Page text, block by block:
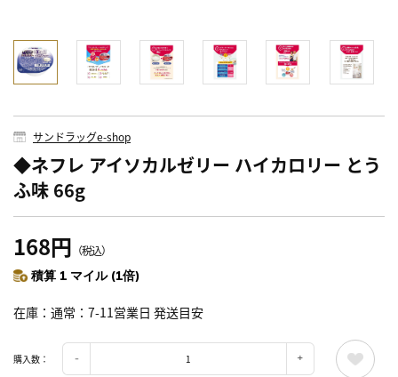
サンドラッグe-shop
◆ネフレ アイソカルゼリー ハイカロリー とう
ふ味 66g
168円 （税込）
積算 1 マイル (1倍)
在庫 通常：7-11営業日 発送目安
購入数：